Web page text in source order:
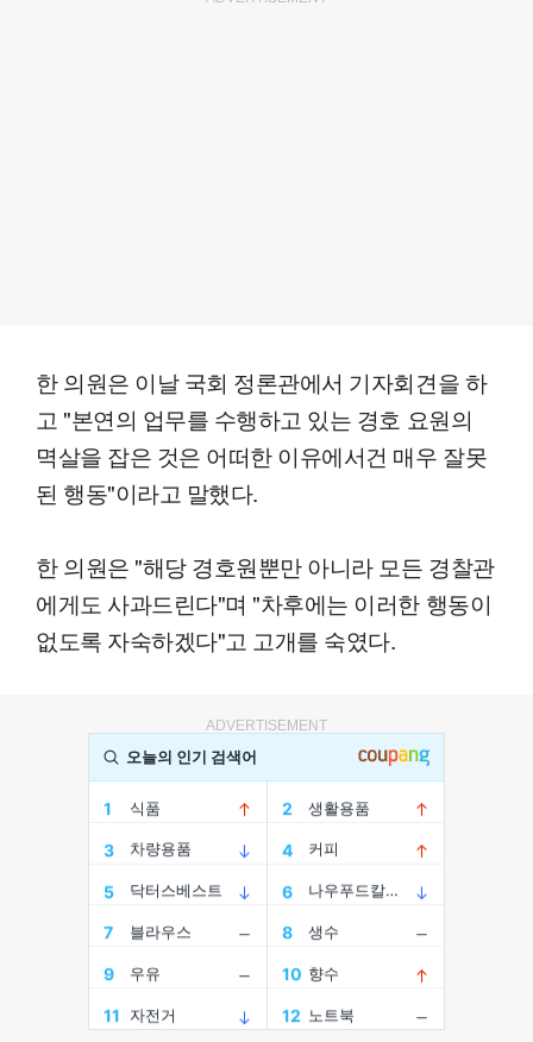
한 의원은 이날 국회 정론관에서 기자회견을 하
고 "본연의 업무를 수행하고 있는 경호 요원의
멱살을 잡은 것은 어떠한 이유에서건 매우 잘못
된 행동"이라고 말했다.
한 의원은 "해당 경호원뿐만 아니라 모든 경찰관
에게도 사과드린다"며 "차후에는 이러한 행동이
없도록 자숙하겠다"고 고개를 숙였다.
ADVERTISEMENT